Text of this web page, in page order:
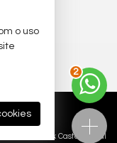
imobiliárias: Castel Digital
3
o uso